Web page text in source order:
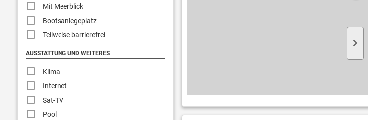
Mit Meerblick
Bootsanlegeplatz
Teilweise barrierefrei
AUSSTATTUNG UND WEITERES
Klima
Internet
Sat-TV
Pool